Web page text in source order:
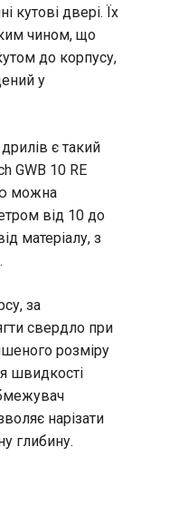
кутові двері. Їх
чином, що
до корпусу,
у
є такий
GWB 10 RE
можна
від 10 до
матеріалу, з
за
свердло при
розміру
швидкості
нарізати
глибину.